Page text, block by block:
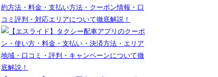
約方法・料金・支払い方法・クーポン情報・口
コミ評判・対応エリアについて徹底解説！